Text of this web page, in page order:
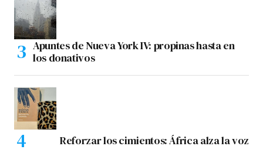
Apuntes de Nueva York IV: propinas hasta en
los donativos
Reforzar los cimientos: África alza la voz